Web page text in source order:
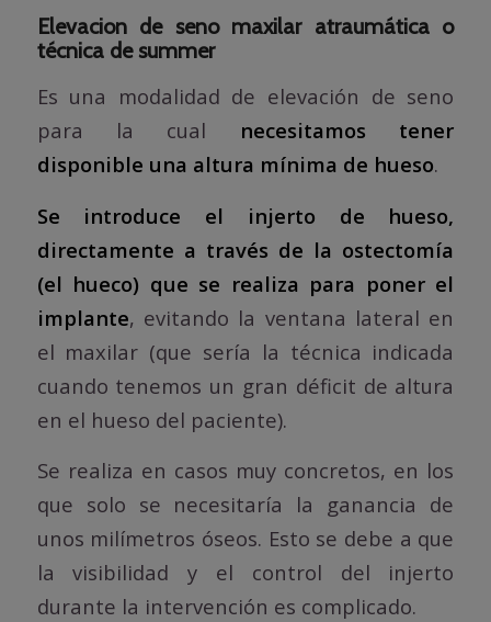
Elevacion de seno maxilar atraumática o
técnica de summer
Es una modalidad de elevación de seno
para la cual necesitamos tener
disponible una altura mínima de hueso.
Se introduce el injerto de hueso,
directamente a través de la ostectomía
(el hueco) que se realiza para poner el
implante, evitando la ventana lateral en
el maxilar (que sería la técnica indicada
cuando tenemos un gran déficit de altura
en el hueso del paciente).
Se realiza en casos muy concretos, en los
que solo se necesitaría la ganancia de
unos milímetros óseos. Esto se debe a que
la visibilidad y el control del injerto
durante la intervención es complicado.